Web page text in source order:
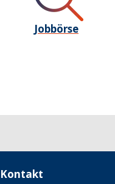
Jobbörse
Kontakt